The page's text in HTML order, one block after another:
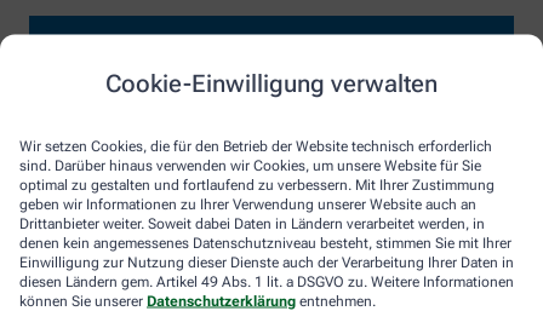
Cookie-Einwilligung verwalten
Wir setzen Cookies, die für den Betrieb der Website technisch erforderlich
sind. Darüber hinaus verwenden wir Cookies, um unsere Website für Sie
optimal zu gestalten und fortlaufend zu verbessern. Mit Ihrer Zustimmung
geben wir Informationen zu Ihrer Verwendung unserer Website auch an
Drittanbieter weiter. Soweit dabei Daten in Ländern verarbeitet werden, in
denen kein angemessenes Datenschutzniveau besteht, stimmen Sie mit Ihrer
Einwilligung zur Nutzung dieser Dienste auch der Verarbeitung Ihrer Daten in
diesen Ländern gem. Artikel 49 Abs. 1 lit. a DSGVO zu. Weitere Informationen
können Sie unserer Datenschutzerklärung entnehmen.